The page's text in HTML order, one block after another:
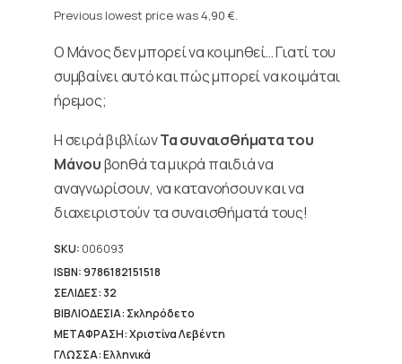
6,90 €.
price
4,90 €.
Previous lowest price was4,90 €.
Ο Μάνος δεν μπορεί να κοιμηθεί… Γιατί του
συμβαίνει αυτό και πώς μπορεί να κοιμάται
ήρεμος;
Η σειρά βιβλίωνΤα συναισθήματα του
Μάνουβοηθά τα μικρά παιδιά να
αναγνωρίσουν, να κατανοήσουν και να
διαχειριστούν τα συναισθήματά τους!
SKU: 006093
ISBN: 9786182151518
ΣΕΛΙΔΕΣ: 32
ΒΙΒΛΙΟΔΕΣΙΑ: Σκληρόδετο
ΜΕΤΑΦΡΑΣΗ: Χριστίνα Λεβέντη
ΓΛΩΣΣΑ: Ελληνικά